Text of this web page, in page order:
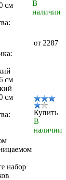
см
В
наличии
от 2287
см
см
набор
Купить
В
наличии